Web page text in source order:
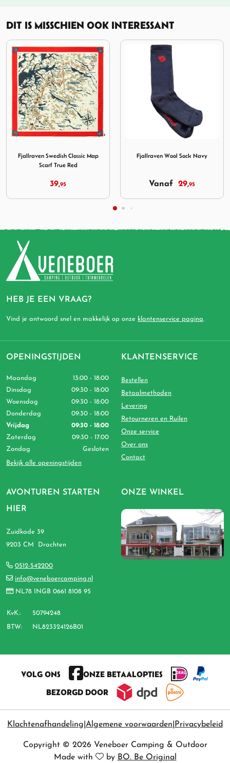
DIT IS MISSCHIEN OOK INTERESSANT
Fjallraven Wool Sock Navy
Vanaf
Fjallraven G-1000 Seat Pad
26,95
HEB JE EEN VRAAG?
Vind je antwoord snel en makkelijk op onze klantenservice pagina.
AVONTUREN STARTEN
HIER
Zuidkade 39
9203 CM Drachten
0512-542200
info@veneboercamping.nl
NL78 INGB 0661 8108 95
KvK.: 50794248
BTW: NL823324126B01
OPENINGSTIJDEN
Maandag
13:00 - 18:00
Dinsdag
09:30 - 18:00
Woensdag
09:30 - 18:00
Donderdag
09:30 - 18:00
Vrijdag
09:30 - 18:00
Zaterdag
09:30 - 17:00
Zondag
Gesloten
Bekijk alle openingstijden
KLANTENSERVICE
Bestellen
Betaalmethoden
Levering
Retourneren en Ruilen
Onze service
Over ons
Contact
ONZE WINKEL
VOLG ONS
ONZE BETAALOPTIES
BEZORGD DOOR
Klachtenafhandeling Algemene voorwaarden Privacybeleid
Copyright © 2026 Veneboer Camping & Outdoor
Made with
by BO. Be Original